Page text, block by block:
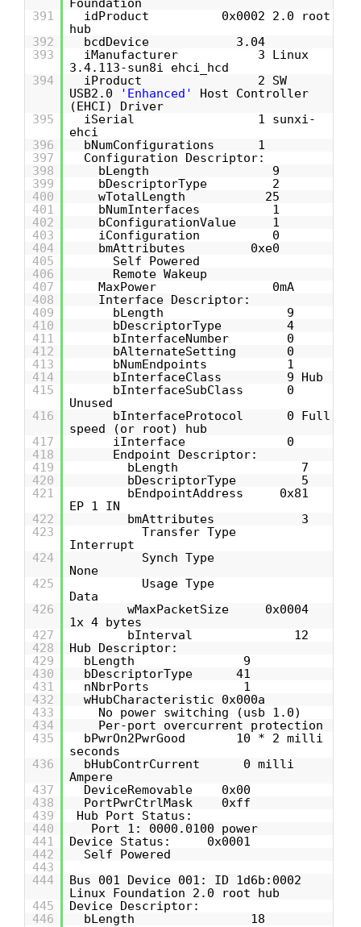
Foundation
391
idProduct 0x0002 2.0 root
hub
392
bcdDevice 3.04
393
iManufacturer 3 Linux
3.4.113-sun8i ehci_hcd
394
iProduct 2 SW
USB2.0
'Enhanced'
Host Controller
(EHCI) Driver
395
iSerial 1 sunxi-
ehci
396
bNumConfigurations 1
397
Configuration Descriptor:
398
bLength 9
399
bDescriptorType 2
400
wTotalLength 25
401
bNumInterfaces 1
402
bConfigurationValue 1
403
iConfiguration 0
404
bmAttributes 0xe0
405
Self Powered
406
Remote Wakeup
407
MaxPower 0mA
408
Interface Descriptor:
409
bLength 9
410
bDescriptorType 4
411
bInterfaceNumber 0
412
bAlternateSetting 0
413
bNumEndpoints 1
414
bInterfaceClass 9 Hub
415
bInterfaceSubClass 0
Unused
416
bInterfaceProtocol 0 Full
speed (or root) hub
417
iInterface 0
418
Endpoint Descriptor:
419
bLength 7
420
bDescriptorType 5
421
bEndpointAddress 0x81
EP 1 IN
422
bmAttributes 3
423
Transfer Type
Interrupt
424
Synch Type
None
425
Usage Type
Data
426
wMaxPacketSize 0x0004
1x 4 bytes
427
bInterval 12
428
Hub Descriptor:
429
bLength 9
430
bDescriptorType 41
431
nNbrPorts 1
432
wHubCharacteristic 0x000a
433
No power switching (usb 1.0)
434
Per-port overcurrent protection
435
bPwrOn2PwrGood 10 * 2 milli
seconds
436
bHubContrCurrent 0 milli
Ampere
437
DeviceRemovable 0x00
438
PortPwrCtrlMask 0xff
439
Hub Port Status:
440
Port 1: 0000.0100 power
441
Device Status: 0x0001
442
Self Powered
443
444
Bus 001 Device 001: ID 1d6b:0002
Linux Foundation 2.0 root hub
445
Device Descriptor:
446
bLength 18